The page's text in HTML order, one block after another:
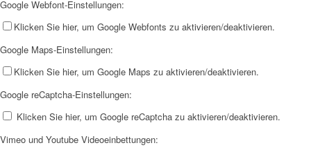
Google Webfont-Einstellungen:
Klicken Sie hier, um Google Webfonts zu aktivieren/deaktivieren.
Google Maps-Einstellungen:
Klicken Sie hier, um Google Maps zu aktivieren/deaktivieren.
Google reCaptcha-Einstellungen:
Klicken Sie hier, um Google reCaptcha zu aktivieren/deaktivieren.
Vimeo und Youtube Videoeinbettungen: